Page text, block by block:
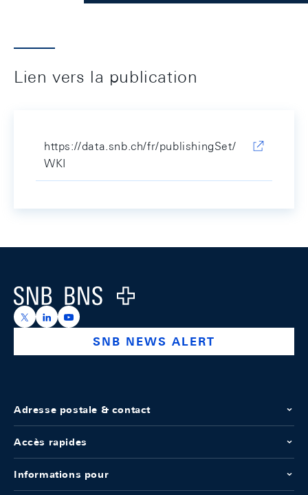
Lien vers la publication
https://data.snb.ch/fr/publishingSet/
WKI
Logo
https://x.com/snb_bns
https://ch.linkedin.com/company/swiss-national-
https://www.youtube.com/@swissnationalbank
SNB NEWS ALERT
Adresse postale & contact
Accès rapides
Informations pour